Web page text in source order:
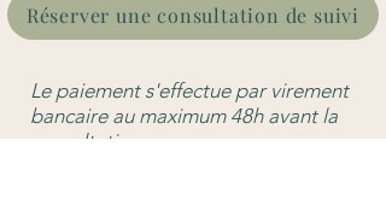
Réserver une consultation de suivi
Le paiement s'effectue par virement
bancaire au maximum 48h avant la
consultation.